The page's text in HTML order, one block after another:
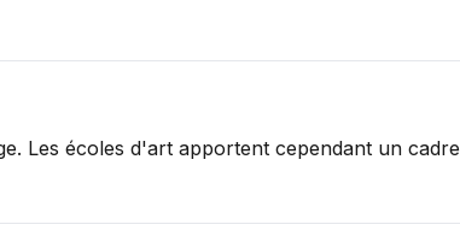
Les écoles d'art apportent cependant un cadre